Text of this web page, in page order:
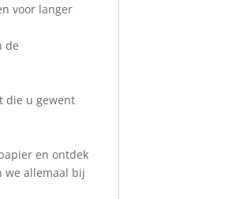
voor langer
de
die u gewent
en ontdek
we allemaal bij